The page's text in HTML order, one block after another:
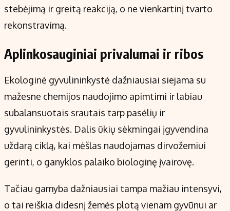
stebėjimą ir greitą reakciją, o ne vienkartinį tvarto
rekonstravimą.
Aplinkosauginiai privalumai ir ribos
Ekologinė gyvulininkystė dažniausiai siejama su
mažesne chemijos naudojimo apimtimi ir labiau
subalansuotais srautais tarp pasėlių ir
gyvulininkystės. Dalis ūkių sėkmingai įgyvendina
uždarą ciklą, kai mėšlas naudojamas dirvožemiui
gerinti, o ganyklos palaiko biologinę įvairovę.
Tačiau gamyba dažniausiai tampa mažiau intensyvi,
o tai reiškia didesnį žemės plotą vienam gyvūnui ar